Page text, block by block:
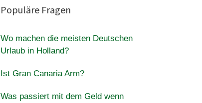
Populäre Fragen
Wo machen die meisten Deutschen
Urlaub in Holland?
Ist Gran Canaria Arm?
Was passiert mit dem Geld wenn